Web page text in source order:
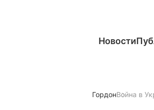
Новости
ГордонВойна в